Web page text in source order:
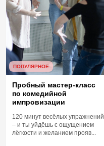
ПОПУЛЯРНОЕ
Пробный мастер-класс
по комедийной
импровизации
120 минут весёлых упражнений
– и ты уйдёшь с ощущением
лёгкости и желанием прояв...